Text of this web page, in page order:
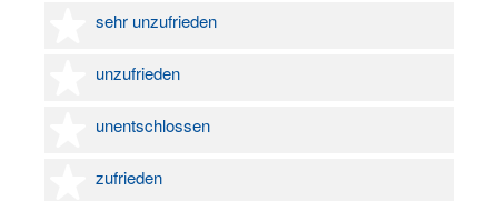
sehr unzufrieden
1 Stern
unzufrieden
2 Sterne
unentschlossen
3 Sterne
zufrieden
4 Sterne